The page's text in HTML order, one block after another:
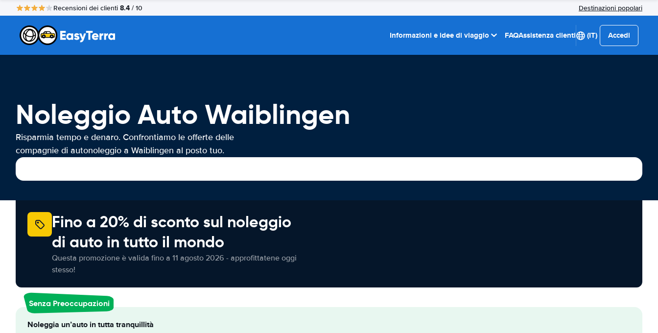
Recensioni dei clienti 8.4 / 10 Destinazioni popolari
Informazioni e idee di viaggio FAQAssistenza clienti (IT) Accedi
Noleggio Auto Waiblingen
Risparmia tempo e denaro. Confrontiamo le offerte delle
compagnie di autonoleggio a Waiblingen al posto tuo.
Fino a 20% di sconto sul noleggio
di auto in tutto il mondo
Questa promozione è valida fino a 11 agosto 2026 - approfittatene oggi
stesso!
Senza Preoccupazioni
Noleggia un’auto in tutta tranquillità